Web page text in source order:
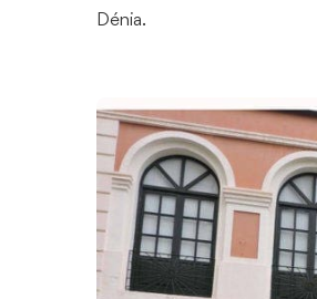
Dénia.